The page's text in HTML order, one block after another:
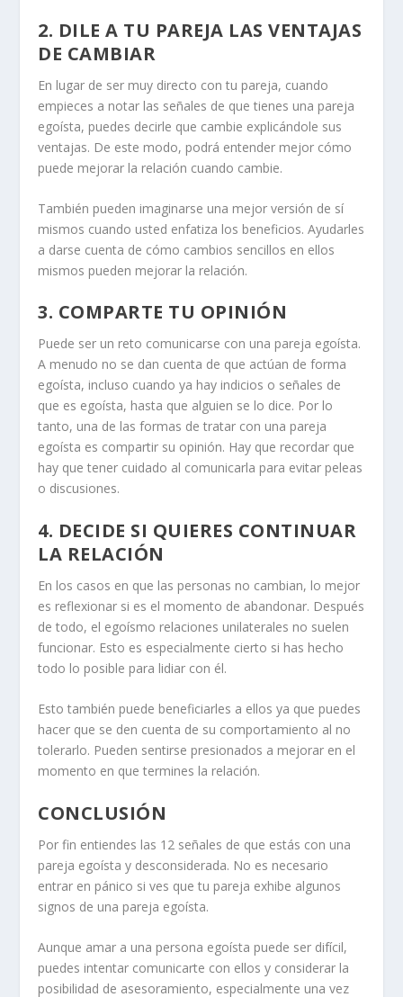
2. DILE A TU PAREJA LAS VENTAJAS
DE CAMBIAR
En lugar de ser muy directo con tu pareja, cuando
empieces a notar las señales de que tienes una pareja
egoísta, puedes decirle que cambie explicándole sus
ventajas. De este modo, podrá entender mejor cómo
puede mejorar la relación cuando cambie.
También pueden imaginarse una mejor versión de sí
mismos cuando usted enfatiza los beneficios. Ayudarles
a darse cuenta de cómo cambios sencillos en ellos
mismos pueden mejorar la relación.
3. COMPARTE TU OPINIÓN
Puede ser un reto comunicarse con una pareja egoísta.
A menudo no se dan cuenta de que actúan de forma
egoísta, incluso cuando ya hay indicios o señales de
que es egoísta, hasta que alguien se lo dice. Por lo
tanto, una de las formas de tratar con una pareja
egoísta es compartir su opinión. Hay que recordar que
hay que tener cuidado al comunicarla para evitar peleas
o discusiones.
4. DECIDE SI QUIERES CONTINUAR
LA RELACIÓN
En los casos en que las personas no cambian, lo mejor
es reflexionar si es el momento de abandonar. Después
de todo, el egoísmo relaciones unilaterales no suelen
funcionar. Esto es especialmente cierto si has hecho
todo lo posible para lidiar con él.
Esto también puede beneficiarles a ellos ya que puedes
hacer que se den cuenta de su comportamiento al no
tolerarlo. Pueden sentirse presionados a mejorar en el
momento en que termines la relación.
CONCLUSIÓN
Por fin entiendes las 12 señales de que estás con una
pareja egoísta y desconsiderada. No es necesario
entrar en pánico si ves que tu pareja exhibe algunos
signos de una pareja egoísta.
Aunque amar a una persona egoísta puede ser difícil,
puedes intentar comunicarte con ellos y considerar la
posibilidad de asesoramiento, especialmente una vez